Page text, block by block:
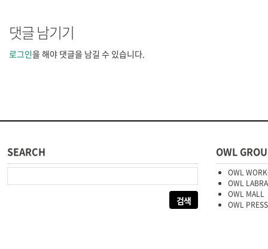
댓글 남기기
로그인을 해야 댓글을 남길 수 있습니다.
SEARCH OWL
OWL
OWL
OWL MALL
OWL PRESS